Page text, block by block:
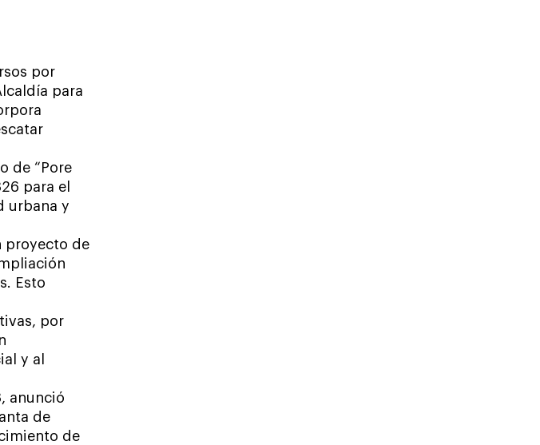
por
para
de “Pore
para el
urbana y
proyecto de
Esto
por
y al
anunció
de
de